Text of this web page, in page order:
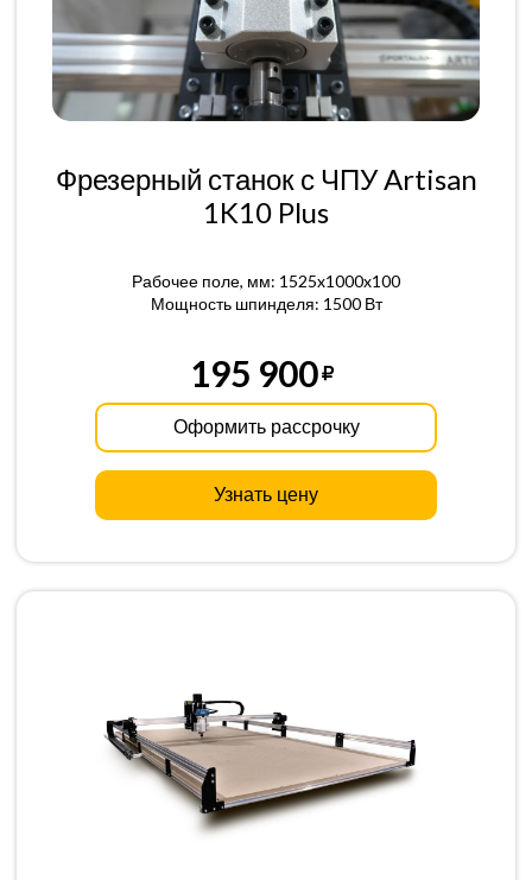
Фрезерный станок с ЧПУ Artisan
1K10 Plus
Рабочее поле, мм: 1525x1000x100
Мощность шпинделя: 1500 Вт
195 900
Оформить рассрочку
Узнать цену